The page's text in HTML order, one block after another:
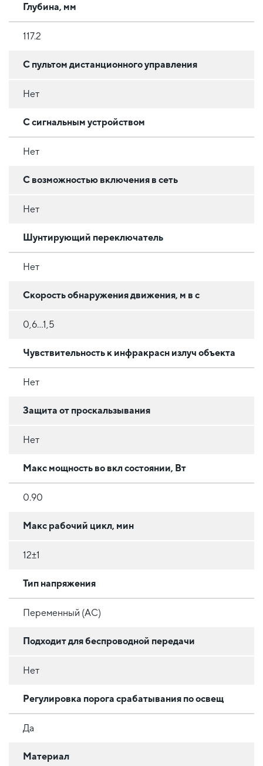
Глубина, мм
117.2
С пультом дистанционного управления
Нет
С сигнальным устройством
Нет
C возможностью включения в сеть
Нет
Шунтирующий переключатель
Нет
Скорость обнаружения движения, м в с
0,6...1,5
Чувствительность к инфракрасн излуч объекта
Нет
Защита от проскальзывания
Нет
Макс мощность во вкл состоянии, Вт
0.90
Макс рабочий цикл, мин
12±1
Тип напряжения
Переменный (AC)
Подходит для беспроводной передачи
Нет
Регулировка порога срабатывания по освещ
Да
Материал